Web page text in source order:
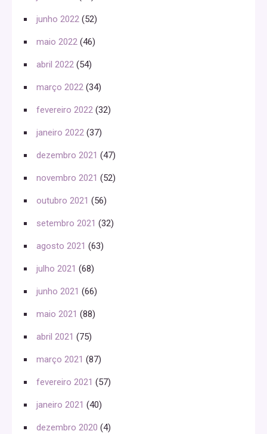
junho 2022 (52)
maio 2022 (46)
abril 2022 (54)
março 2022 (34)
fevereiro 2022 (32)
janeiro 2022 (37)
dezembro 2021 (47)
novembro 2021 (52)
outubro 2021 (56)
setembro 2021 (32)
agosto 2021 (63)
julho 2021 (68)
junho 2021 (66)
maio 2021 (88)
abril 2021 (75)
março 2021 (87)
fevereiro 2021 (57)
janeiro 2021 (40)
dezembro 2020 (4)